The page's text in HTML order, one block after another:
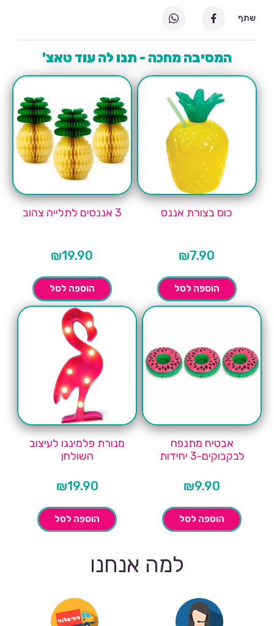
המסיבה מחכה - תנו לה עוד טאצ'
כוס בצורת אננס
₪7.90
הוספה לסל
3 אננסים לתלייה צהוב
₪19.90
הוספה לסל
אבטיח מתנפח
לבקבוקים-3 יחידות
₪9.90
הוספה לסל
מנורת פלמינגו לעיצוב
השולחן
₪19.90
הוספה לסל
שתף
למה אנחנו